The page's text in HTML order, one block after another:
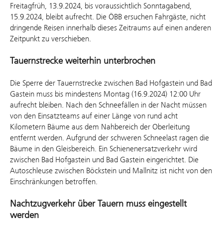
Freitagfrüh, 13.9.2024, bis voraussichtlich Sonntagabend,
15.9.2024, bleibt aufrecht. Die ÖBB ersuchen Fahrgäste, nicht
dringende Reisen innerhalb dieses Zeitraums auf einen anderen
Zeitpunkt zu verschieben.
Tauernstrecke weiterhin unterbrochen
Die Sperre der Tauernstrecke zwischen Bad Hofgastein und Bad
Gastein muss bis mindestens Montag (16.9.2024) 12:00 Uhr
aufrecht bleiben. Nach den Schneefällen in der Nacht müssen
von den Einsatzteams auf einer Länge von rund acht
Kilometern Bäume aus dem Nahbereich der Oberleitung
entfernt werden. Aufgrund der schweren Schneelast ragen die
Bäume in den Gleisbereich. Ein Schienenersatzverkehr wird
zwischen Bad Hofgastein und Bad Gastein eingerichtet. Die
Autoschleuse zwischen Böckstein und Mallnitz ist nicht von den
Einschränkungen betroffen.
Nachtzugverkehr über Tauern muss eingestellt
werden